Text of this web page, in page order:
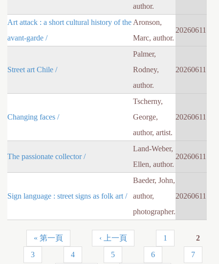
author.
Art attack : a short cultural history of the
avant-garde /
Aronson,
Marc, author.
20260611
Street art Chile /
Palmer,
Rodney,
author.
20260611
Changing faces /
Tscherny,
George,
author, artist.
20260611
The passionate collector /
Land-Weber,
Ellen, author.
20260611
Sign language : street signs as folk art /
Baeder, John,
author,
photographer.
20260611
« 第一頁 ‹ 上一頁 1
2
3
4 5 6
7